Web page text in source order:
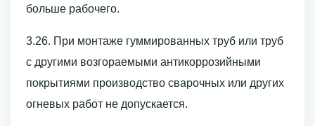
больше рабочего.
3.26. При монтаже гуммированных труб или труб
с другими возгораемыми антикоррозийными
покрытиями производство сварочных или других
огневых работ не допускается.